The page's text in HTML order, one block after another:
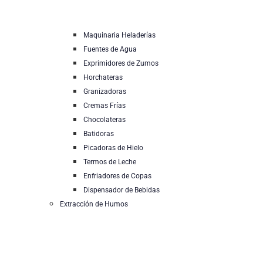
Maquinaria Heladerías
Fuentes de Agua
Exprimidores de Zumos
Horchateras
Granizadoras
Cremas Frías
Chocolateras
Batidoras
Picadoras de Hielo
Termos de Leche
Enfriadores de Copas
Dispensador de Bebidas
Extracción de Humos